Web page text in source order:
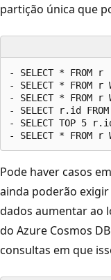
partição única que
- SELECT * FROM r
- SELECT * FROM
- SELECT * FROM r
- SELECT r.id
- SELECT TOP 5
Pode haver casos
ainda poderão
dados aumentar ao
do Azure Cosmos DB
consultas em que